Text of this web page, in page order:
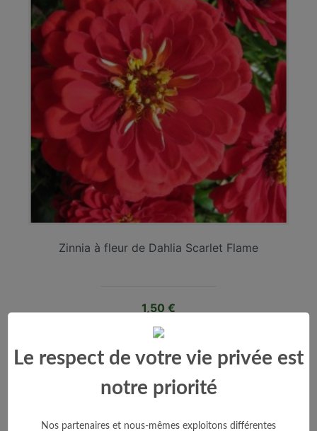
Zinnia à fleur de Dahlia Scarlet Flame
Prix
1,50 €
Voir le produit
Ajouter au panier
Le respect de votre vie privée est
notre priorité
Nos partenaires et nous-mêmes exploitons différentes